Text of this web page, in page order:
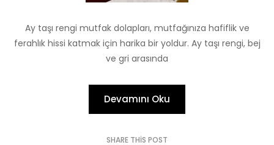
Ay taşı rengi mutfak dolapları, mutfağınıza hafiflik ve
ferahlık hissi katmak için harika bir yoldur. Ay taşı rengi, bej
ve gri arasında
Devamını Oku
SHARE THIS POST